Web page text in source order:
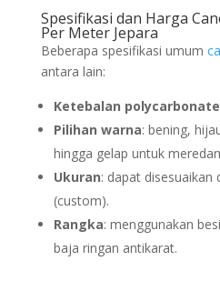
Spesifikasi dan Harga
Per Meter Jepara
Beberapa spesifikasi umum
antara lain:
Ketebalan polycarbonate
Pilihan warna: bening,
hingga gelap untuk
Ukuran: dapat disesuaikan
(custom).
Rangka: menggunakan
baja ringan antikarat.